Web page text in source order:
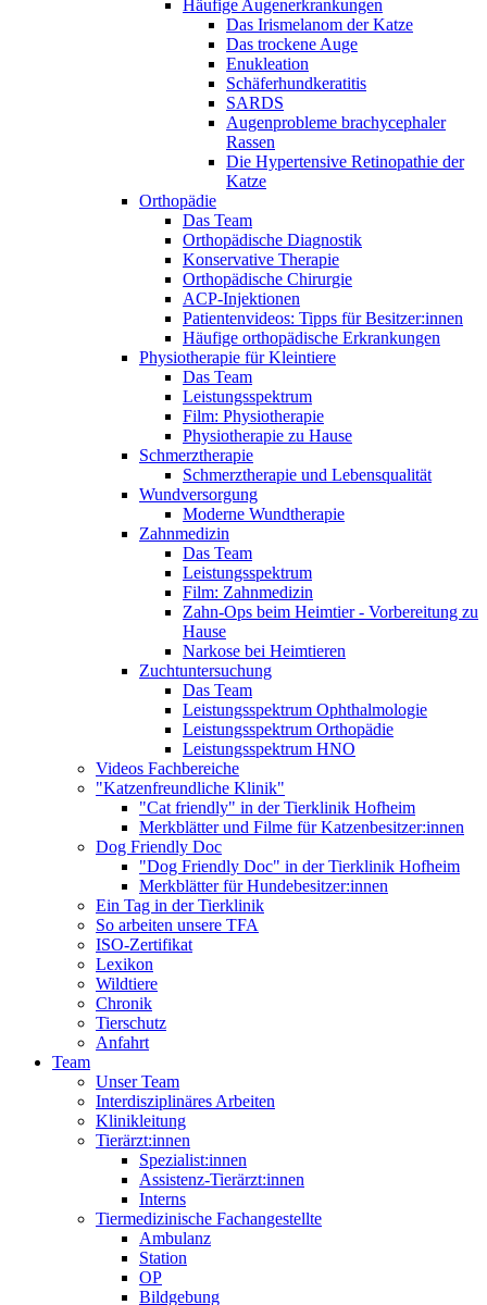
Häufige Augenerkrankungen
Das Irismelanom der Katze
Das trockene Auge
Enukleation
Schäferhundkeratitis
SARDS
Augenprobleme brachycephaler
Rassen
Die Hypertensive Retinopathie der
Katze
Orthopädie
Das Team
Orthopädische Diagnostik
Konservative Therapie
Orthopädische Chirurgie
ACP-Injektionen
Patientenvideos: Tipps für Besitzer:innen
Häufige orthopädische Erkrankungen
Physiotherapie für Kleintiere
Das Team
Leistungsspektrum
Film: Physiotherapie
Physiotherapie zu Hause
Schmerztherapie
Schmerztherapie und Lebensqualität
Wundversorgung
Moderne Wundtherapie
Zahnmedizin
Das Team
Leistungsspektrum
Film: Zahnmedizin
Zahn-Ops beim Heimtier - Vorbereitung zu
Hause
Narkose bei Heimtieren
Zuchtuntersuchung
Das Team
Leistungsspektrum Ophthalmologie
Leistungsspektrum Orthopädie
Leistungsspektrum HNO
Videos Fachbereiche
"Katzenfreundliche Klinik"
"Cat friendly" in der Tierklinik Hofheim
Merkblätter und Filme für Katzenbesitzer:innen
Dog Friendly Doc
"Dog Friendly Doc" in der Tierklinik Hofheim
Merkblätter für Hundebesitzer:innen
Ein Tag in der Tierklinik
So arbeiten unsere TFA
ISO-Zertifikat
Lexikon
Wildtiere
Chronik
Tierschutz
Anfahrt
Team
Unser Team
Interdisziplinäres Arbeiten
Klinikleitung
Tierärzt:innen
Spezialist:innen
Assistenz-Tierärzt:innen
Interns
Tiermedizinische Fachangestellte
Ambulanz
Station
OP
Bildgebung